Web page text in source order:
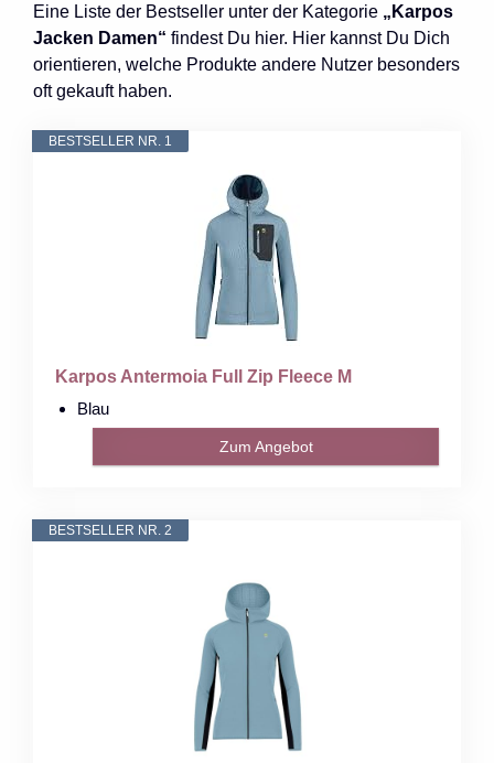
Eine Liste der Bestseller unter der Kategorie „Karpos
Jacken Damen“ findest Du hier. Hier kannst Du Dich
orientieren, welche Produkte andere Nutzer besonders
oft gekauft haben.
BESTSELLER NR. 1
Karpos Antermoia Full Zip Fleece M
Blau
Zum Angebot
BESTSELLER NR. 2